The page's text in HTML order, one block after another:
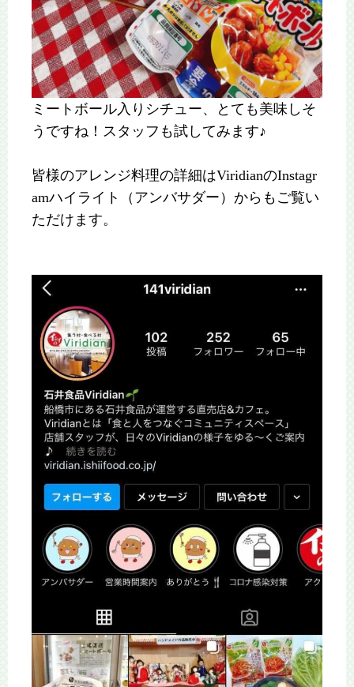
ミートボール入りシチュー、とても美味しそ
うですね！スタッフも試してみます♪
皆様のアレンジ料理の詳細はViridianのInstagr
amハイライト（アンバサダー）からもご覧い
ただけます。